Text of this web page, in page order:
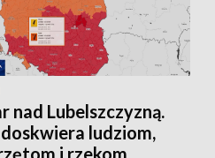
nad Lubelszczyzną.
doskwiera ludziom,
i rzekom